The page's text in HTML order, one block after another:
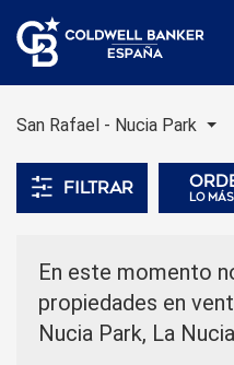
San Rafael - Nucia Park
Filtrar lo
En este momento
propiedades en
Nucia Park, La Nucia